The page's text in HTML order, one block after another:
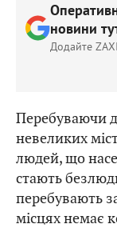
новини
Додайте
Перебуваючи
невеликих
людей, що
стають
перебувають
місцях немає